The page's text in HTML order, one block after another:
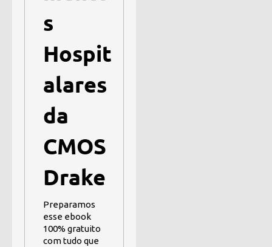
s
Hospit
alares
da
CMOS
Drake
Preparamos
esse ebook
100% gratuito
com tudo que